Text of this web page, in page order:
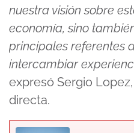
nuestra visión sobre
economía, sino
principales referentes
intercambiar
expresó Sergio
directa.